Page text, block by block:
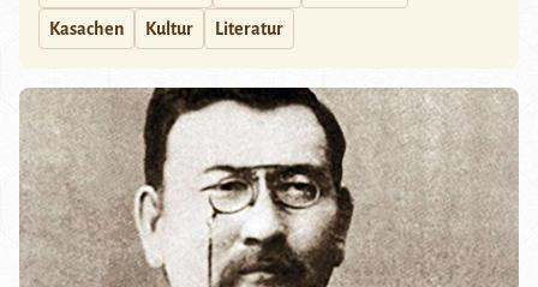
Kasachen Kultur Literatur